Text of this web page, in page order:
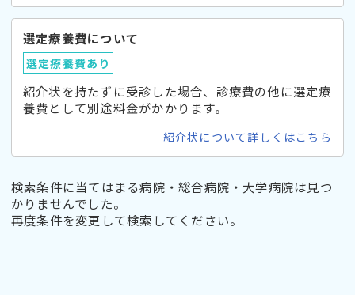
選定療養費について
選定療養費あり
紹介状を持たずに受診した場合、診療費の他に選定療
養費として別途料金がかかります。
紹介状について詳しくはこちら
検索条件に当てはまる病院・総合病院・大学病院は見つ
かりませんでした。
再度条件を変更して検索してください。